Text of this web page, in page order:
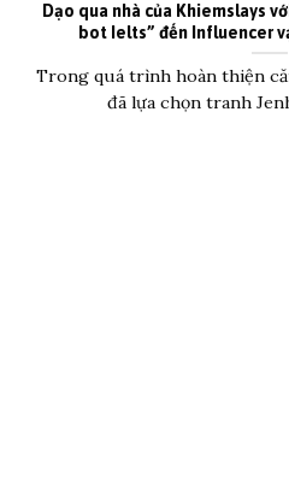
Dạo qua nhà của Khiemslays
bot Ielts” đến Influencer
Trong quá trình hoàn thiện
đã lựa chọn tranh